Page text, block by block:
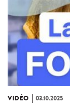
VIDÉO 03.10.2025